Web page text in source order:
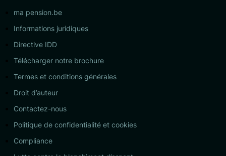
ma pension.be
Informations juridiques
Directive IDD
Télécharger notre brochure
Termes et conditions générales
Droit d’auteur
Contactez-nous
Politique de confidentialité et cookies
Compliance